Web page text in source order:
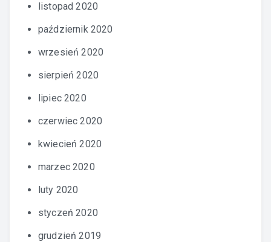
listopad 2020
październik 2020
wrzesień 2020
sierpień 2020
lipiec 2020
czerwiec 2020
kwiecień 2020
marzec 2020
luty 2020
styczeń 2020
grudzień 2019